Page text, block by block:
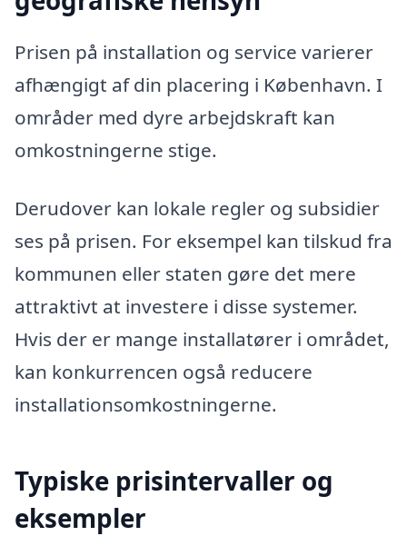
Prisen på installation og service varierer
afhængigt af din placering i København. I
områder med dyre arbejdskraft kan
omkostningerne stige.
Derudover kan lokale regler og subsidier
ses på prisen. For eksempel kan tilskud fra
kommunen eller staten gøre det mere
attraktivt at investere i disse systemer.
Hvis der er mange installatører i området,
kan konkurrencen også reducere
installationsomkostningerne.
Typiske prisintervaller og
eksempler